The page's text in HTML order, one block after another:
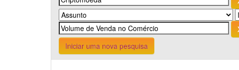
Iniciar uma nova pesquisa